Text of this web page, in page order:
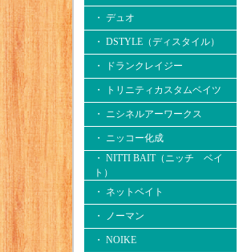
・ デュオ
・ DSTYLE（ディスタイル）
・ ドランクレイジー
・ トリニティカスタムベイツ
・ ニシネルアーワークス
・ ニッコー化成
・ NITTI BAIT（ニッチ ベイ
ト）
・ ネットベイト
・ ノーマン
・ NOIKE